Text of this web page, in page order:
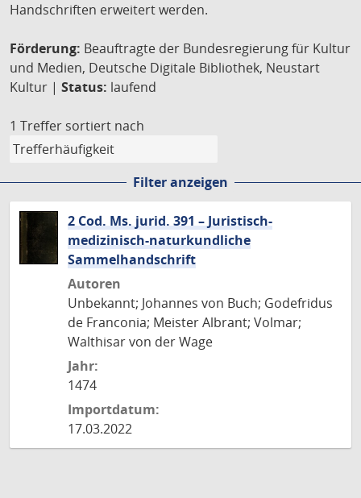
Handschriften erweitert werden.
Förderung: Beauftragte der Bundesregierung für Kultur
und Medien, Deutsche Digitale Bibliothek, Neustart
Kultur | Status: laufend
1 Treffer sortiert nach
Filter anzeigen
2 Cod. Ms. jurid. 391 – Juristisch-
medizinisch-naturkundliche
Sammelhandschrift
Autoren
Unbekannt; Johannes von Buch; Godefridus
de Franconia; Meister Albrant; Volmar;
Walthisar von der Wage
Jahr:
1474
Importdatum:
17.03.2022